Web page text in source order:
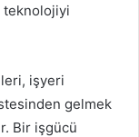
teknolojiyi
işyeri
gelmek
Bir işgücü